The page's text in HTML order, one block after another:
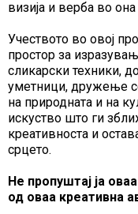
визија и верба во
Учеството во овој
простор за
сликарски техники,
уметници, дружење
на природната и на
искуство што ги
креативноста и
срцето.
Не пропуштај ја
од оваа креативна